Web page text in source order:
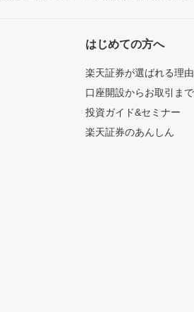
はじめての方へ
楽天証券が選ばれる理由
口座開設からお取引ま
投資ガイド&セミナー
楽天証券のあんしん